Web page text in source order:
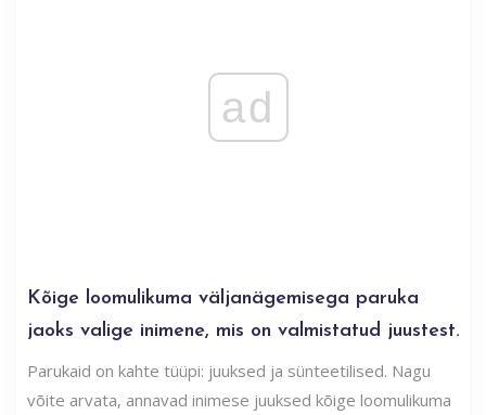
ad
Kõige loomulikuma väljanägemisega paruka
jaoks valige inimene, mis on valmistatud juustest.
Parukaid on kahte tüüpi: juuksed ja sünteetilised. Nagu
võite arvata, annavad inimese juuksed kõige loomulikuma